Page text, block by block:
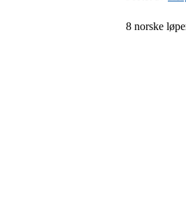
8 norske